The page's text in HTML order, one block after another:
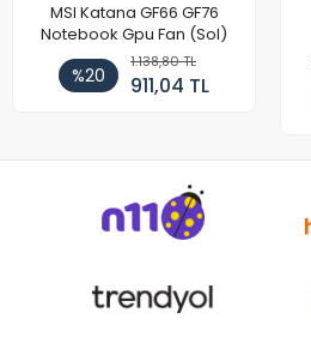
MSI Katana GF66 GF76
Notebook Gpu Fan (Sol)
%20
1.138,80 TL
911,04 TL